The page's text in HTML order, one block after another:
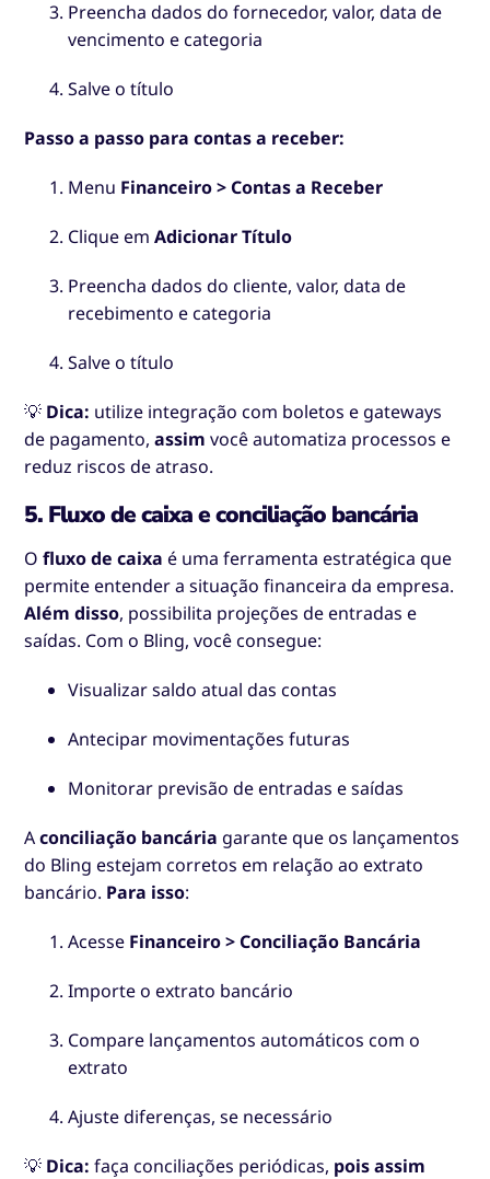
Preencha dados do fornecedor, valor, data de
vencimento e categoria
Salve o título
Passo a passo para contas a receber:
Menu Financeiro > Contas a Receber
Clique emAdicionar Título
Preencha dados do cliente, valor, data de
recebimento e categoria
Salve o título
💡 Dica: utilize integração com boletos e gateways
de pagamento,assim você automatiza processos e
reduz riscos de atraso.
5. Fluxo de caixa e conciliação bancária
Ofluxo de caixa é uma ferramenta estratégica que
permite entender a situação financeira da empresa.
Além disso, possibilita projeções de entradas e
saídas. Com o Bling, você consegue:
Visualizar saldo atual das contas
Antecipar movimentações futuras
Monitorar previsão de entradas e saídas
Aconciliação bancária garante que os lançamentos
do Bling estejam corretos em relação ao extrato
bancário. Para isso:
Acesse Financeiro > Conciliação Bancária
Importe o extrato bancário
Compare lançamentos automáticos com o
extrato
Ajuste diferenças, se necessário
💡 Dica: faça conciliações periódicas, pois assim